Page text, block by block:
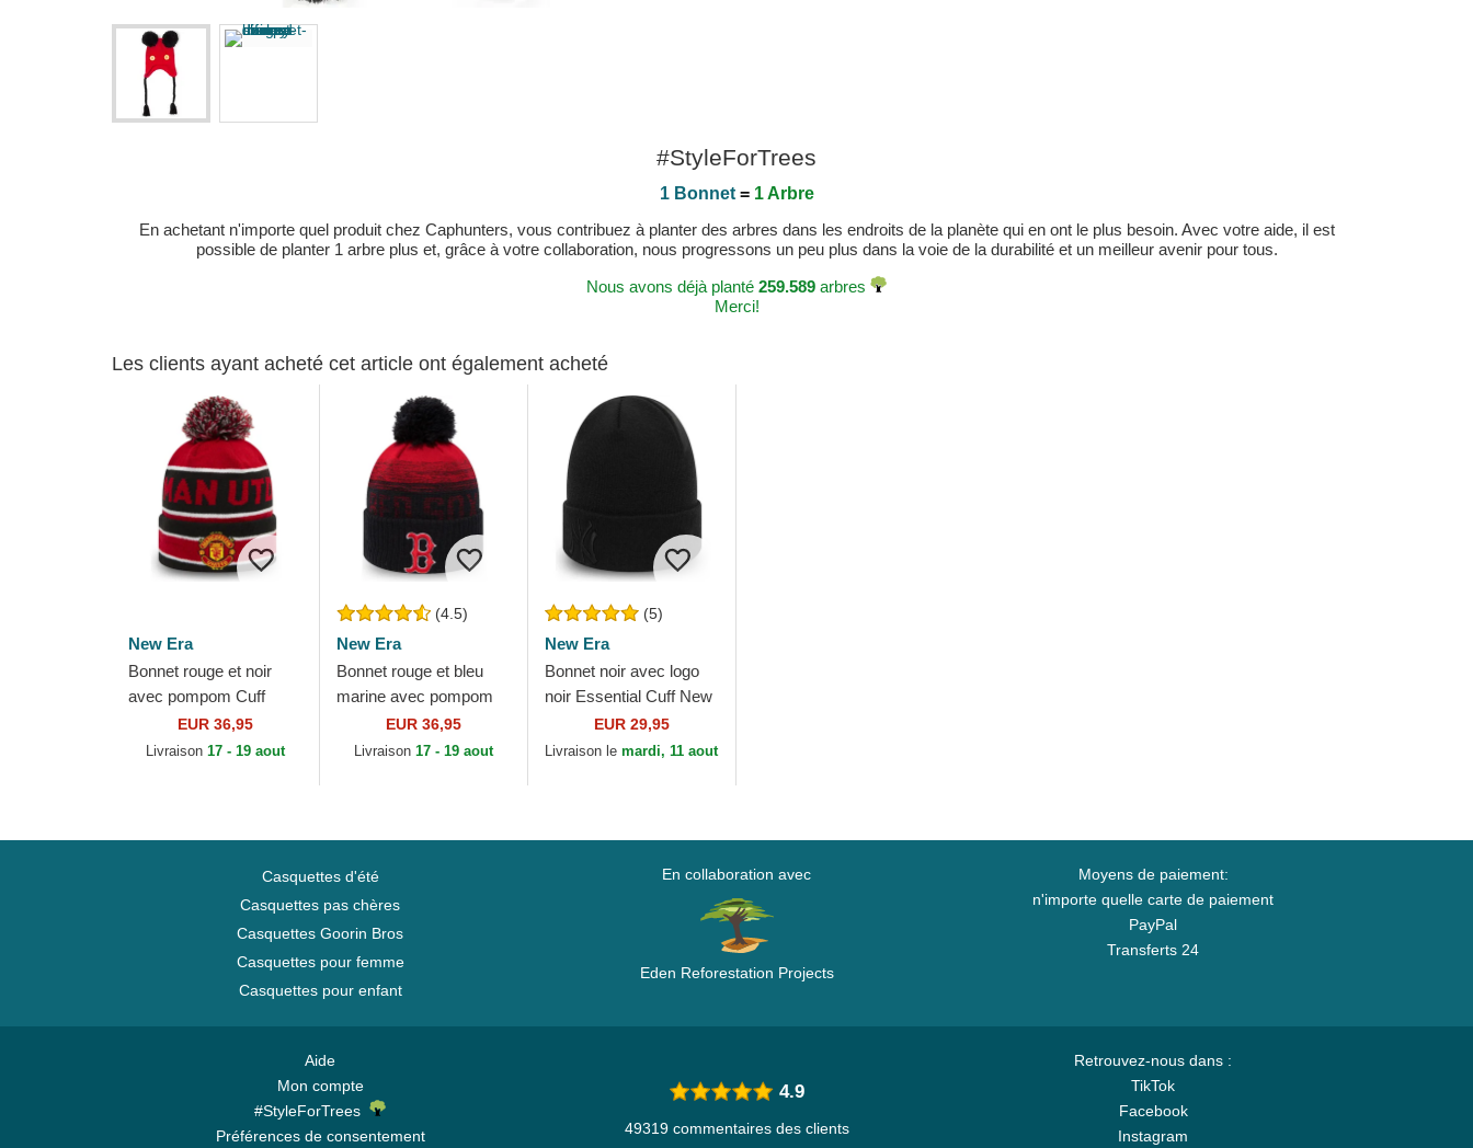
#StyleForTrees
1 Bonnet= 1 Arbre
En achetant n'importe quel produit chez Caphunters, vous contribuez à planter des arbres dans les endroits de la planète qui en ont le plus besoin. Avec votre aide, il est
possible de planter 1 arbre plus et, grâce à votre collaboration, nous progressons un peu plus dans la voie de la durabilité et un meilleur avenir pour tous.
Nous avons déjà planté 259.589 arbres
Merci!
Les clients ayant acheté cet article ont également acheté
New Era
Bonnet rouge et noir
avec pompom Cuff
Jake Manchester
United Football Club
EUR 36,95
Livraison 17 - 19 aout
(4.5)
New Era
Bonnet rouge et bleu
marine avec pompom
Sport Boston Red Sox
MLB New Era
EUR 36,95
Livraison 17 - 19 aout
(5)
New Era
Bonnet noir avec logo
noir Essential Cuff New
York Yankees MLB
New Era
EUR 29,95
Livraison lemardi, 11 aout
Casquettes d'été
Casquettes pas chères
Casquettes Goorin Bros
Casquettes pour femme
Casquettes pour enfant
En collaboration avec
Eden Reforestation Projects
Moyens de paiement:
n'importe quelle carte de paiement
PayPal
Transferts 24
Aide
Mon compte
#StyleForTrees
Préférences de consentement
Retrouvez-nous dans :
TikTok
Facebook
Instagram
4.9
49319 commentaires des clients